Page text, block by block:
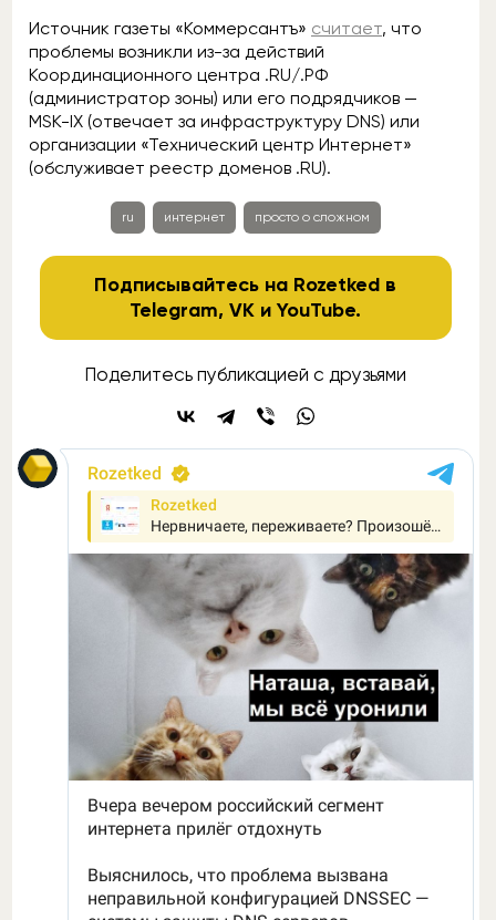
Источник газеты «Коммерсантъ» считает, что
проблемы возникли из-за действий
Координационного центра .RU/.РФ
(администратор зоны) или его подрядчиков —
MSK-IX (отвечает за инфраструктуру DNS) или
организации «Технический центр Интернет»
(обслуживает реестр доменов .RU).
ru интернет просто о сложном
Подписывайтесь на Rozetked в
Telegram,VK иYouTube.
Поделитесь публикацией с друзьями